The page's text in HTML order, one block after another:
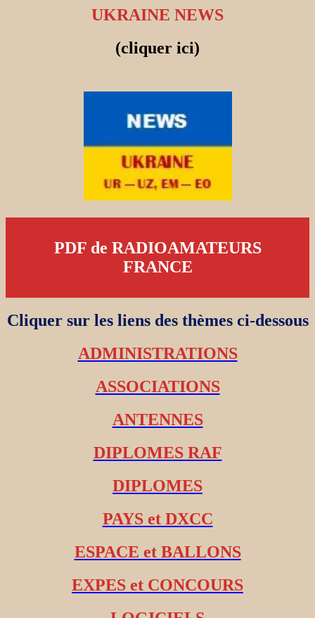
UKRAINE NEWS
(cliquer ici)
PDF de RADIOAMATEURS
FRANCE
Cliquer sur les liens des thèmes ci-dessous
ADMINISTRATIONS
ASSOCIATIONS
ANTENNES
DIPLOMES RAF
DIPLOMES
PAYS et DXCC
ESPACE et BALLONS
EXPES et CONCOURS